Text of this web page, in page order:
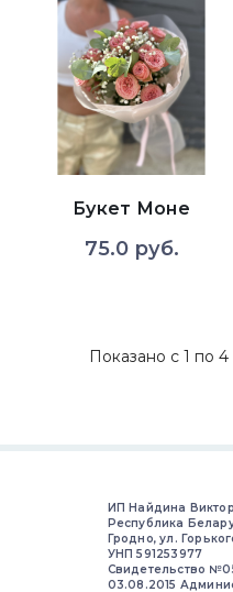
Букет Моне
75.0 руб.
Показано с 1 по 4
ИП Найдина
Республика
Гродно, ул.
УНП 591253977
Свидетельство
03.08.2015